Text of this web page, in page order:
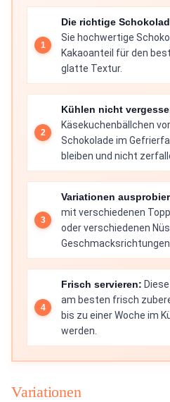
Die richtige
Sie hochwertige
Kakaoanteil für den
glatte Textur.
Kühlen nicht
Käsekuchenbällchen
Schokolade im
bleiben und nicht
Variationen
mit verschiedenen
oder verschiedenen
Frisch servieren:
am besten frisch
bis zu einer Woche im
werden.
Variationen